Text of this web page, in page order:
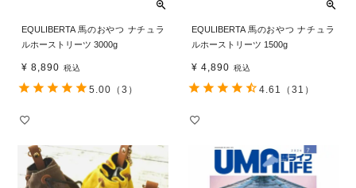
EQULIBERTA 馬のおやつ ナチュラ
ルホーストリーツ 3000g
¥ 8,890 税込
5.00 （3）
EQULIBERTA 馬のおやつ ナチュラ
ルホーストリーツ 1500g
¥ 4,890 税込
4.61 （31）